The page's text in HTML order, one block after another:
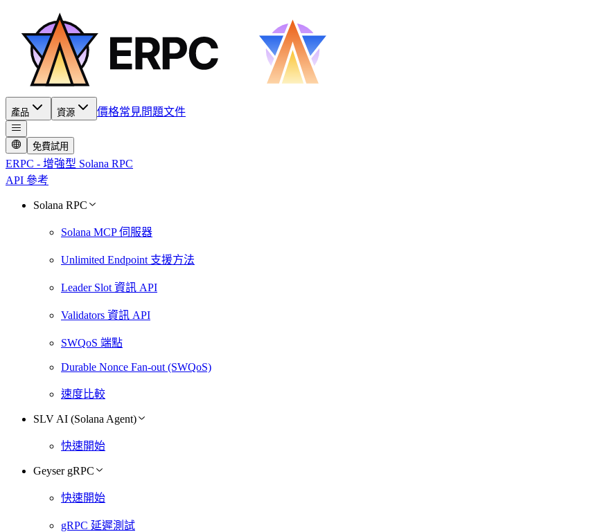
產品 資源 價格常見問題文件
免費試用
ERPC - 增強型 Solana RPC
API 參考
Solana RPC
Solana MCP 伺服器
Unlimited Endpoint 支援方法
Leader Slot 資訊 API
Validators 資訊 API
SWQoS 端點
Durable Nonce Fan-out (SWQoS)
速度比較
SLV AI (Solana Agent)
快速開始
Geyser gRPC
快速開始
gRPC 延遲測試